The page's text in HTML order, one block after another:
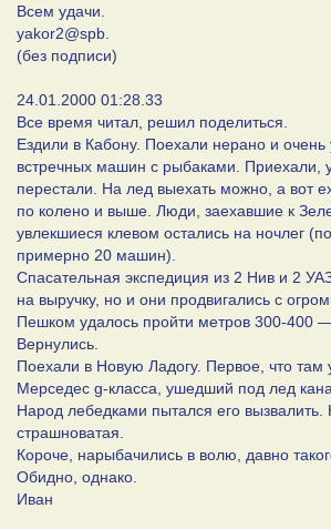
Всем удачи.
yakor2@spb.
(без подписи)
24.01.2000 01:28.33
Все время читал, решил поделиться.
Ездили в Кабону. Поехали нерано и
встречных машин с рыбаками. Приехали,
перестали. На лед выехать можно, а вот
по колено и выше. Люди, заехавшие к
увлекшиеся клевом остались на ночлег
примерно 20 машин).
Спасательная экспедиция из 2 Нив и 2
на выручку, но и они продвигались с
Пешком удалось пройти метров 300-400
Вернулись.
Поехали в Новую Ладогу. Первое, что там
Мерседес g-класса, ушедший под лед
Народ лебедками пытался его вызвалить.
страшноватая.
Короче, нарыбачились в волю, давно
Обидно, однако.
Иван